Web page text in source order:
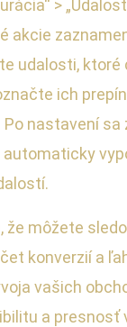
>
akcie
udalosti,
ich
Po nastavení sa
automaticky
že môžete
konverzií a
vašich
a presnosť